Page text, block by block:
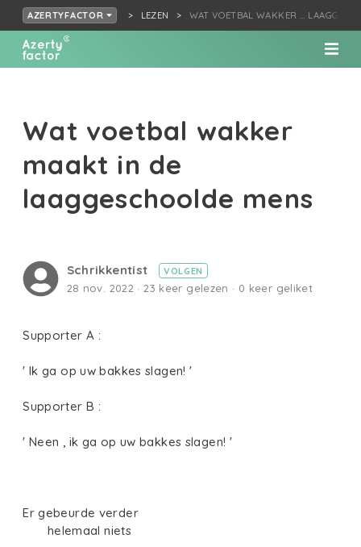
AZERTYFACTOR LEZEN WAT VOETBAL WAKKER …
Wat voetbal wakker
maakt in de
laaggeschoolde mens
Schrikkentist VOLGEN
28 nov. 2022 · 23 keer gelezen · 0 keer geliket
Supporter A :
' Ik ga op uw bakkes slagen! '
Supporter B :
' Neen , ik ga op uw bakkes slagen! '
Er gebeurde verder
helemaal niets